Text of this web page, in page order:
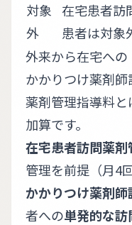
対象
外
在宅患者訪
患者は対象
外来から在宅へ
かかりつけ薬剤
薬剤管理指導料と
加算です。
在宅患者訪問薬剤
管理を前提（月4
かかりつけ薬剤師
者への単発的な訪